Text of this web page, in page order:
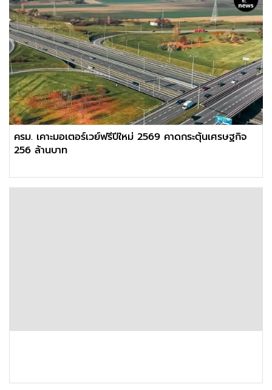
ครม. เคาะมอเตอร์เวย์ฟรีปีใหม่ 2569 คาดกระตุ้นเศรษฐกิจ
256 ล้านบาท